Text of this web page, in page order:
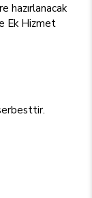
hazırlanacak
Ek Hizmet